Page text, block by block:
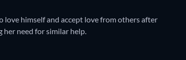
love himself and accept love from others after
her need for similar help.